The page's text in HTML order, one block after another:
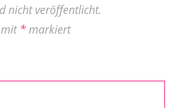
nicht veröffentlicht.
mit*markiert